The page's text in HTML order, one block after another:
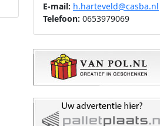
E-mail: h.harteveld@casba.nl
Telefoon: 0653979069